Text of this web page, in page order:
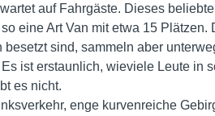
auf Fahrgäste. Dieses
eine Art Van mit etwa 15 Plätzen.
besetzt sind, sammeln aber
ist erstaunlich, wieviele Leute in
es nicht.
enge kurvenreiche